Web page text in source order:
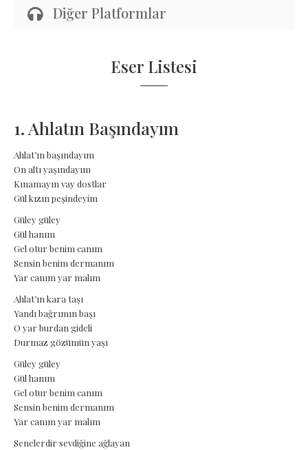
Diğer Platformlar
Eser Listesi
1. Ahlatın Başındayım
Ahlat’ın başındayım
On altı yaşındayım
Kınamayın vay dostlar
Gül kızın peşindeyim
Güley güley
Gül hanım
Gel otur benim canım
Sensin benim dermanım
Yar canım yar malım
Ahlat’ın kara taşı
Yandı bağrımın başı
O yar burdan gideli
Durmaz gözümün yaşı
Güley güley
Gül hanım
Gel otur benim canım
Sensin benim dermanım
Yar canım yar malım
Senelerdir sevdiğine ağlayan